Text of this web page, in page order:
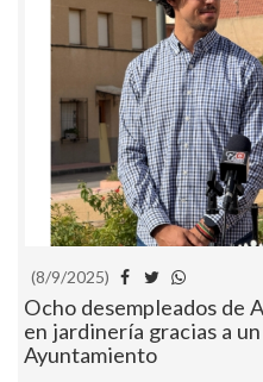
(8/9/2025)
Ocho desempleados de
en jardinería gracias a
Ayuntamiento